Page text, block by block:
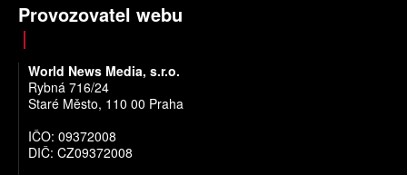
Provozovatel webu
World News Media, s.r.o.
Rybná 716/24
Staré Město, 110 00 Praha
IČO: 09372008
DIČ: CZ09372008